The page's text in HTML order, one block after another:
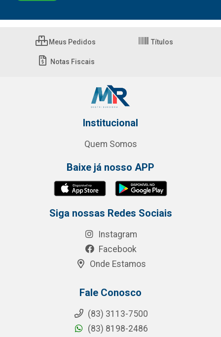
Meus Pedidos Títulos
Notas Fiscais
Institucional
Quem Somos
Baixe já nosso APP
Siga nossas Redes Sociais
Instagram
Facebook
Onde Estamos
Fale Conosco
(83) 3113-7500
(83) 8198-2486